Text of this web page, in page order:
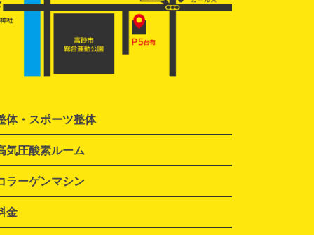
体・スポーツ整体
気圧酸素ルーム
ラーゲンマシン
金